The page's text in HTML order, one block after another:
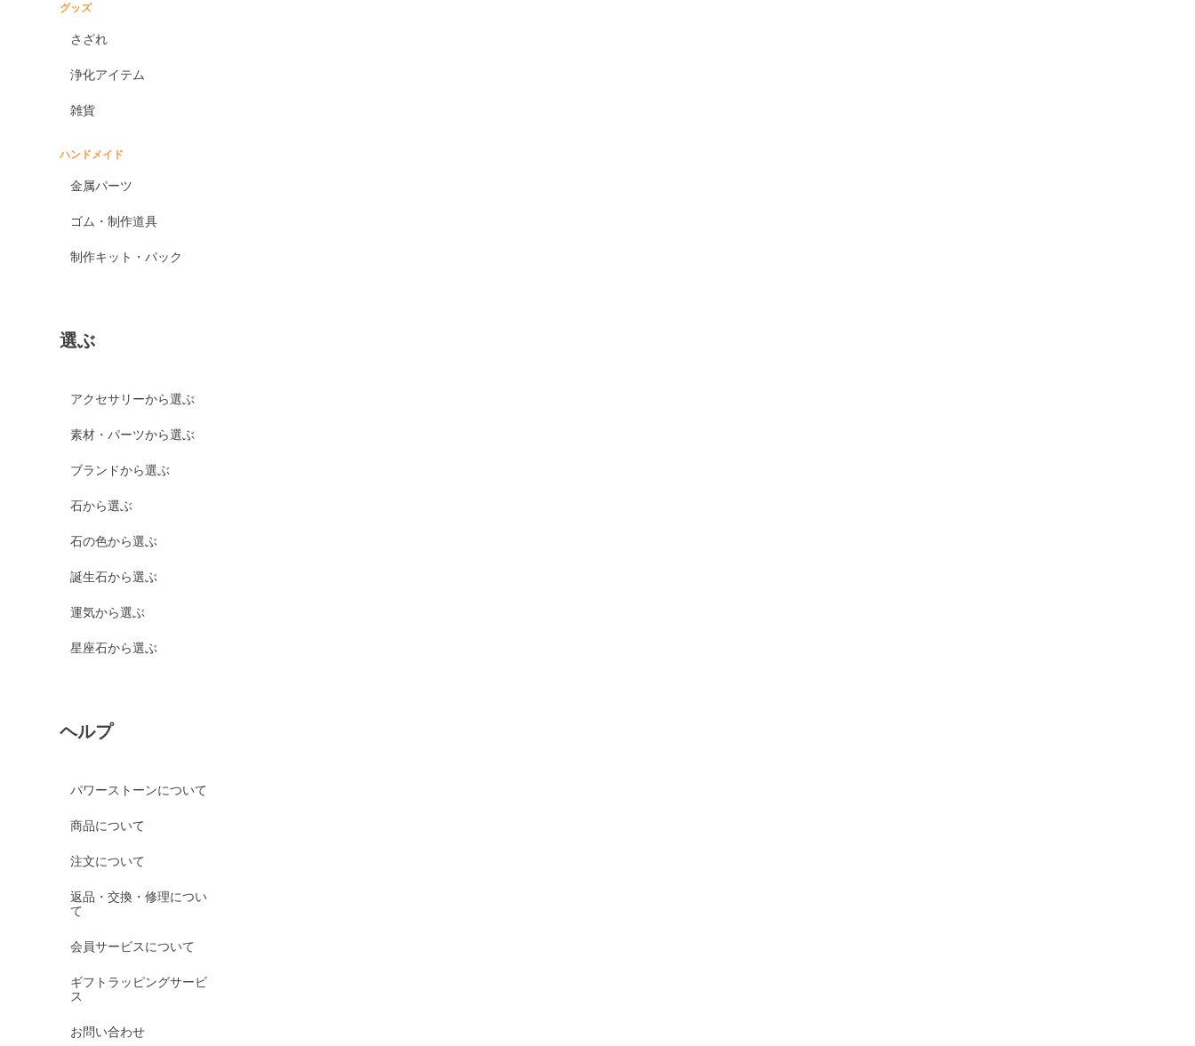
グッズ
さざれ
浄化アイテム
雑貨
ハンドメイド
金属パーツ
ゴム・制作道具
制作キット・パック
選ぶ
アクセサリーから選ぶ
素材・パーツから選ぶ
ブランドから選ぶ
石から選ぶ
石の色から選ぶ
誕生石から選ぶ
運気から選ぶ
星座石から選ぶ
ヘルプ
パワーストーンについて
商品について
注文について
返品・交換・修理につい
て
会員サービスについて
ギフトラッピングサービ
ス
お問い合わせ